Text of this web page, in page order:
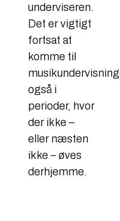
underviseren.
Det er vigtigt
fortsat at
komme til
også i
perioder, hvor
der ikke –
eller næsten
ikke – øves
derhjemme.​